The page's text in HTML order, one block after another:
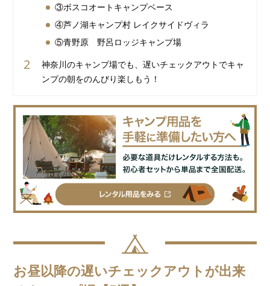
③ボスコオートキャンプベース
④芦ノ湖キャンプ村 レイクサイドヴィラ
⑤青野原 野呂ロッジキャンプ場
神奈川のキャンプ場でも、遅いチェックアウトでキャ
ンプの朝をのんびり楽しもう！
お昼以降の遅いチェックアウトが出来